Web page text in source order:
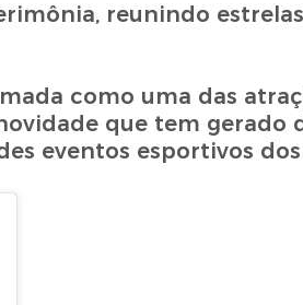
reunindo
como uma das
que tem gerado
eventos esportivos